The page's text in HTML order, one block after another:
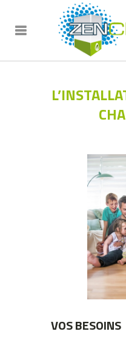
VOS BESOINS